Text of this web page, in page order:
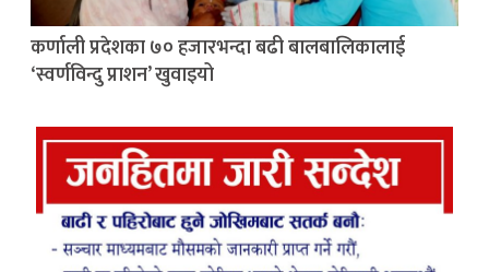
कर्णाली प्रदेशका ७० हजारभन्दा बढी बालबालिकालाई
‘स्वर्णविन्दु प्राशन’ खुवाइयो